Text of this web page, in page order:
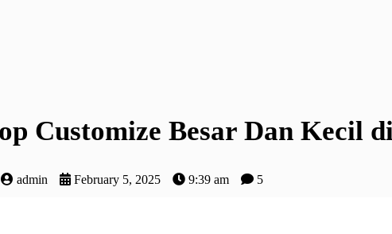
Customize Besar Dan Kecil
admin February 5, 2025 9:39 am 5